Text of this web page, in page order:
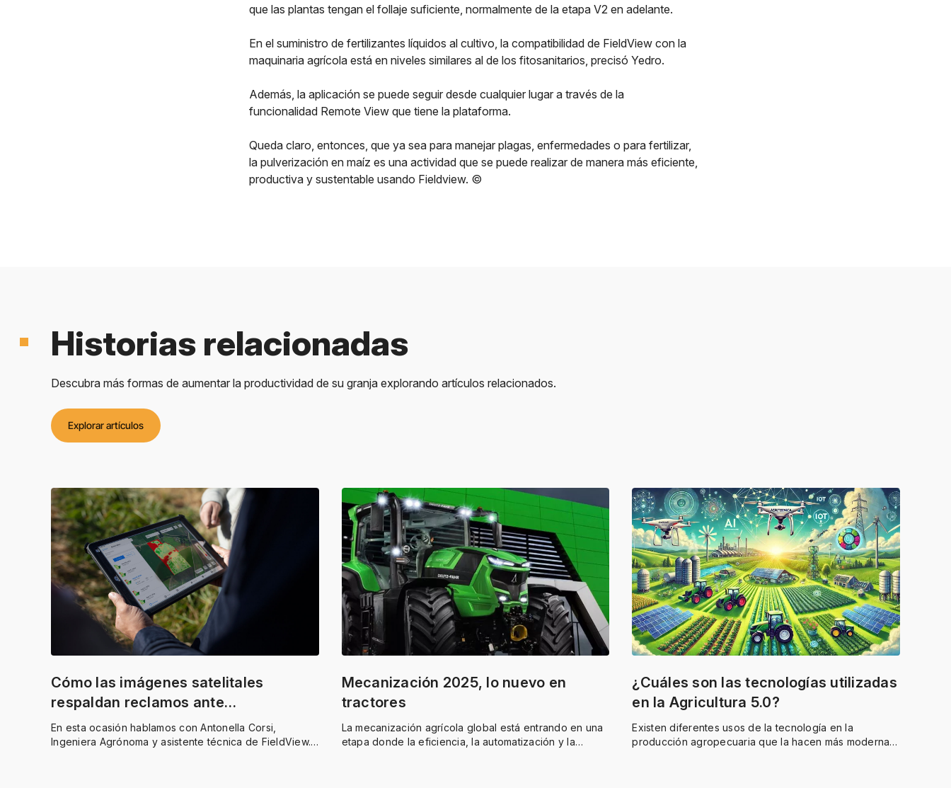
que las plantas tengan el follaje suficiente, normalmente de la etapa V2 en adelante.
En el suministro de fertilizantes líquidos al cultivo, la compatibilidad de FieldView con la
maquinaria agrícola está en niveles similares al de los fitosanitarios, precisó Yedro.
Además, la aplicación se puede seguir desde cualquier lugar a través de la
funcionalidad Remote View que tiene la plataforma.
Queda claro, entonces, que ya sea para manejar plagas, enfermedades o para fertilizar,
la pulverización en maíz es una actividad que se puede realizar de manera más eficiente,
productiva y sustentable usando Fieldview. ©
Historias relacionadas
Descubra más formas de aumentar la productividad de su granja explorando artículos relacionados.
Explorar artículos
Cómo las imágenes satelitales
respaldan reclamos ante
aseguradoras
En esta ocasión hablamos con Antonella Corsi,
Ingeniera Agrónoma y asistente técnica de FieldView.
Mecanización 2025, lo nuevo en
tractores
La mecanización agrícola global está entrando en una
etapa donde la eficiencia, la automatización y la
¿Cuáles son las tecnologías utilizadas
en la Agricultura 5.0?
Existen diferentes usos de la tecnología en la
producción agropecuaria que la hacen más moderna,